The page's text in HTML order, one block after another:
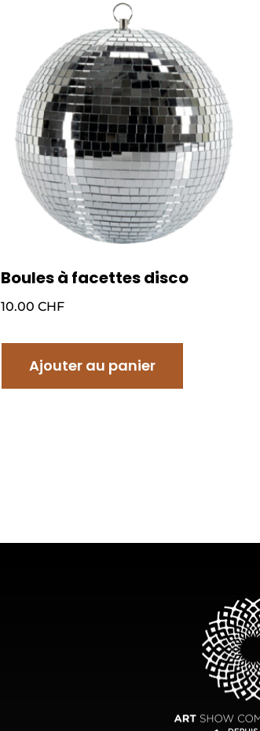
Boules à facettes disco
10.00 CHF
Ajouter au panier